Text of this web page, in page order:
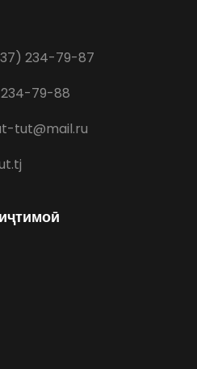
234-79-87
79-88
tut@mail.ru